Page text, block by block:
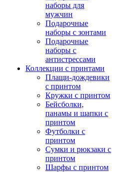
наборы для
мужчин
Подарочные
наборы с зонтами
Подарочные
наборы с
антистрессами
Коллекции с принтами
Плащи-дождевики
с принтом
Кружки с принтом
Бейсболки,
панамы и шапки с
принтом
Футболки с
принтом
Сумки и рюкзаки с
принтом
Шарфы с принтом